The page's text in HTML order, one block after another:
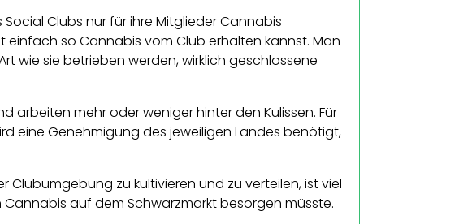
Clubs nur für ihre Mitglieder Cannabis
so Cannabis vom Club erhalten kannst. Man
wie sie betrieben werden, wirklich geschlossene
arbeiten mehr oder weniger hinter den Kulissen. Für
eine Genehmigung des jeweiligen Landes benötigt,
Clubumgebung zu kultivieren und zu verteilen, ist viel
auf dem Schwarzmarkt besorgen müsste.